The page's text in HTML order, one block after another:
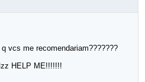
vcs me recomendariam???????
HELP ME!!!!!!!